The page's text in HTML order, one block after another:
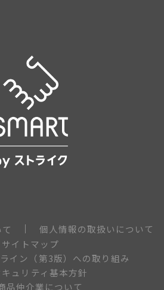
個人情報の取扱いについて
サイトマップ
イン（第3版）への取り組み
ュリティ基本方針
品仲介業について